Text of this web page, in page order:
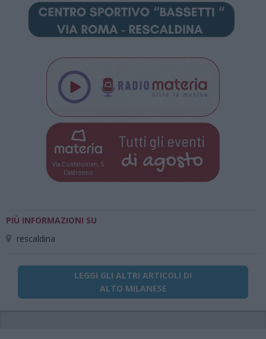
Via Confalonieri, 5
Castronno
Tutti gli eventi
di agosto
PIÙ INFORMAZIONI SU
rescaldina
LEGGI GLI ALTRI ARTICOLI DI
ALTO MILANESE